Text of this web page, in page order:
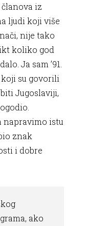
članova iz
ljudi koji više
nije tako
koliko god
Ja sam ’91.
su govorili
Jugoslaviji,
napravimo istu
znak
i dobre
ako